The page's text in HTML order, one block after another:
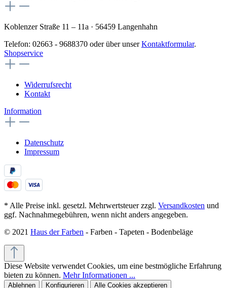
Koblenzer Straße 11 – 11a · 56459 Langenhahn
Telefon: 02663 - 9688370 oder über unserKontaktformular.
Shopservice
Widerrufsrecht
Kontakt
Information
Datenschutz
Impressum
* Alle Preise inkl. gesetzl. Mehrwertsteuer zzgl. Versandkosten und
ggf. Nachnahmegebühren, wenn nicht anders angegeben.
© 2021 Haus der Farben - Farben - Tapeten - Bodenbeläge
Diese Website verwendet Cookies, um eine bestmögliche Erfahrung
bieten zu können. Mehr Informationen ...
Ablehnen Konfigurieren Alle Cookies akzeptieren